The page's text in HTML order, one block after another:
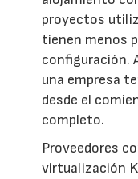
proyectos
tienen menos
configuración.
una empresa
desde el
completo.
Proveedores
virtualización